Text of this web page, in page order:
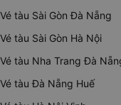
Vé tàu Sài Gòn Đà Nẵng
Vé tàu Sài Gòn Hà Nội
Vé tàu Nha Trang Đà
Vé tàu Đà Nẵng Huế